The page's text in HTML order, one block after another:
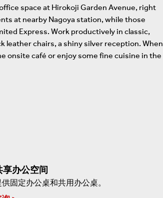
space at Hirokoji Garden Avenue, right
at nearby Nagoya station, while those
Express. Work productively in classic,
leather chairs, a shiny silver reception. When
onsite café or enjoy some fine cuisine in the
享办公空间
供固定办公桌和共用办公桌。